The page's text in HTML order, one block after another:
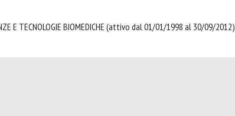
E TECNOLOGIE BIOMEDICHE (attivo dal 01/01/1998 al 30/09/2012)